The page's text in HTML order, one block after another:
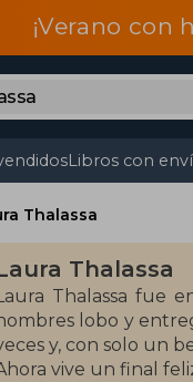
¡Verano con
Libros con
Thalassa
Thalassa
Thalassa fue
lobo y
y, con solo un
vive un final